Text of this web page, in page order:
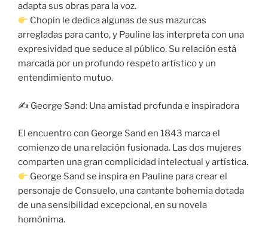
adapta sus obras para la voz.
Chopin le dedica algunas de sus mazurcas
arregladas para canto, y Pauline las interpreta con una
expresividad que seduce al público. Su relación está
marcada por un profundo respeto artístico y un
entendimiento mutuo.
✍️ George Sand: Una amistad profunda e inspiradora
El encuentro con George Sand en 1843 marca el
comienzo de una relación fusionada. Las dos mujeres
comparten una gran complicidad intelectual y artística.
George Sand se inspira en Pauline para crear el
personaje de Consuelo, una cantante bohemia dotada
de una sensibilidad excepcional, en su novela
homónima.